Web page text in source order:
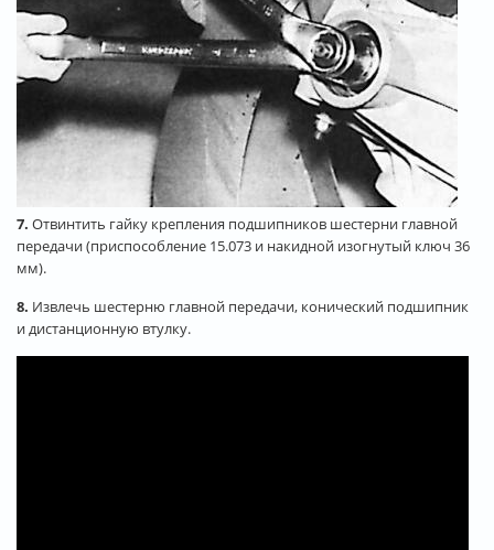
7. Отвинтить гайку крепления подшипников шестерни главной
передачи (приспособление 15.073 и накидной изогнутый ключ 36
мм).
8. Извлечь шестерню главной передачи, конический подшипник
и дистанционную втулку.